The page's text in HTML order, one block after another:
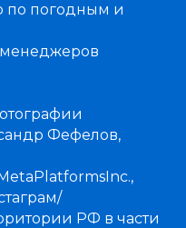
по погодным и
менеджеров
Фефелов,
РФ в части